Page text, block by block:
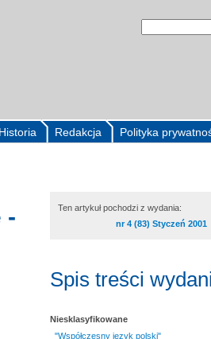
Polityka
Redakcja
Historia
-
Ten artykuł pochodzi z wydania:
nr 4 (83) Styczeń 2001
Spis treści
Niesklasyfikowane
"Współczesny język polski"